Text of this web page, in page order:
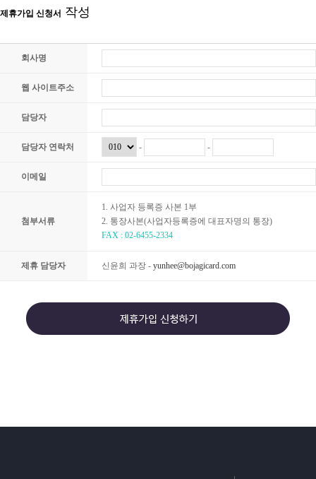
제휴가입 신청서 작성
회사명
웹 사이트주소
담당자
담당자 연락처 - -
이메일
첨부서류
1. 사업자 등록증 사본 1부
2. 통장사본(사업자등록증에 대표자명의 통장)
FAX : 02-6455-2334
제휴 담당자 신윤희 과장 - yunhee@bojagicard.com